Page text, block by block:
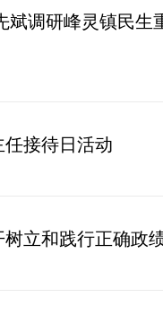
斌调研峰灵镇民生
接待日活动
立和践行正确政